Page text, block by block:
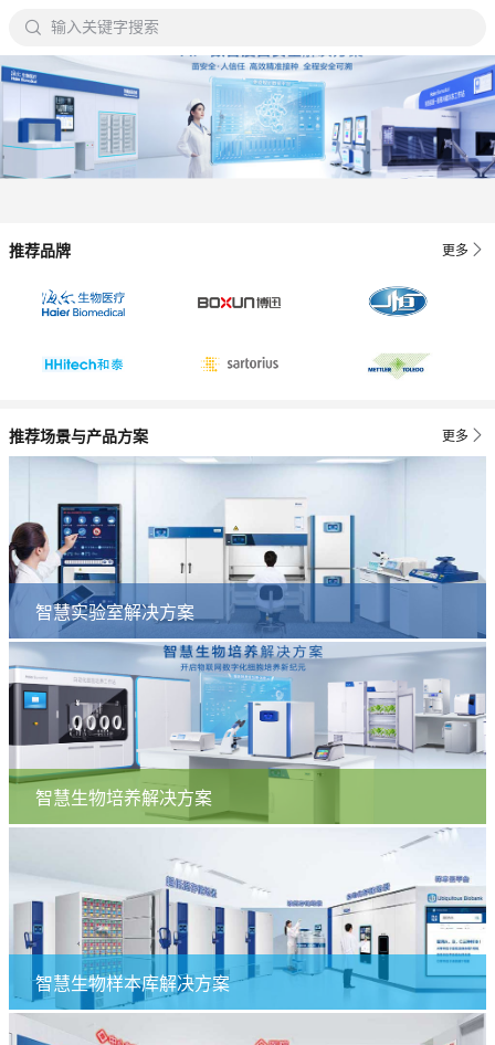
 输入关键字搜索
推荐品牌 更多 
推荐场景与产品方案 更多 
智慧实验室解决方案
智慧生物培养解决方案
智慧生物样本库解决方案